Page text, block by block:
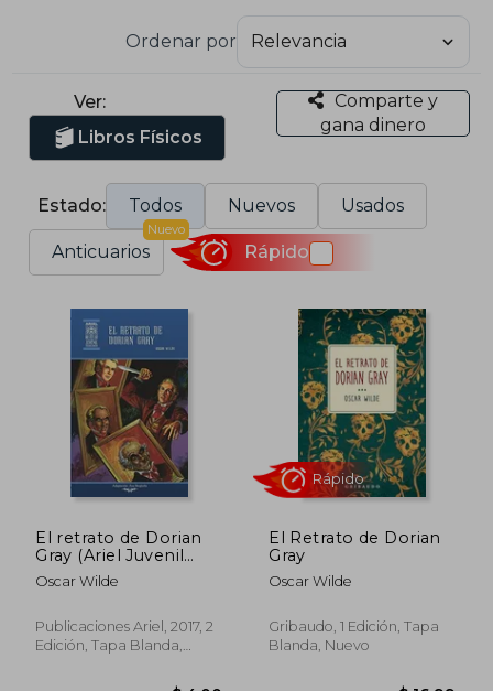
Ordenar por
Ver:
Libros Físicos
Comparte y
gana dinero
Estado: Todos Nuevos Usados
Anticuarios
Nuevo
Rápido
El retrato de Dorian
Gray (Ariel Juvenil
Ilustrada)
Oscar Wilde
Publicaciones Ariel, 2017, 2
Edición, Tapa Blanda,
El Retrato de Dorian
Gray
Oscar Wilde
Gribaudo, 1 Edición, Tapa
Blanda, Nuevo
Rápido